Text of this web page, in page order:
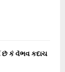
છે કે વૈભવ કદાચ